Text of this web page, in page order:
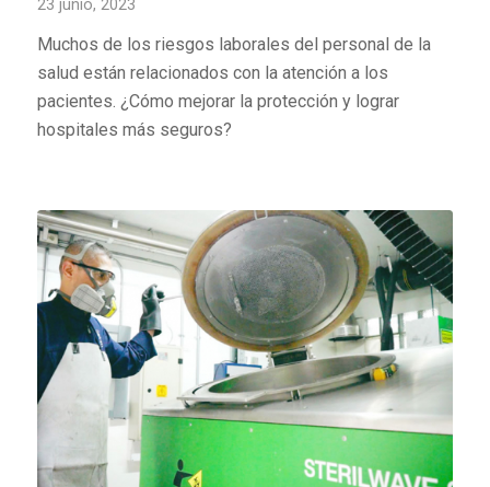
23 junio, 2023
Muchos de los riesgos laborales del personal de la
salud están relacionados con la atención a los
pacientes. ¿Cómo mejorar la protección y lograr
hospitales más seguros?